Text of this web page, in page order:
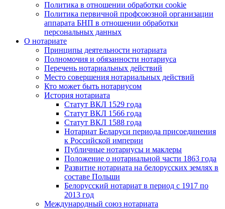
Политика в отношении обработки cookie
Политика первичной профсоюзной организации
аппарата БНП в отношении обработки
персональных данных
О нотариате
Принципы деятельности нотариата
Полномочия и обязанности нотариуса
Перечень нотариальных действий
Место совершения нотариальных действий
Кто может быть нотариусом
История нотариата
Статут ВКЛ 1529 года
Статут ВКЛ 1566 года
Статут ВКЛ 1588 года
Нотариат Беларуси периода присоединения
к Российской империи
Публичные нотариусы и маклеры
Положение о нотариальной части 1863 года
Развитие нотариата на белорусских землях в
составе Польши
Белорусский нотариат в период с 1917 по
2013 год
Международный союз нотариата